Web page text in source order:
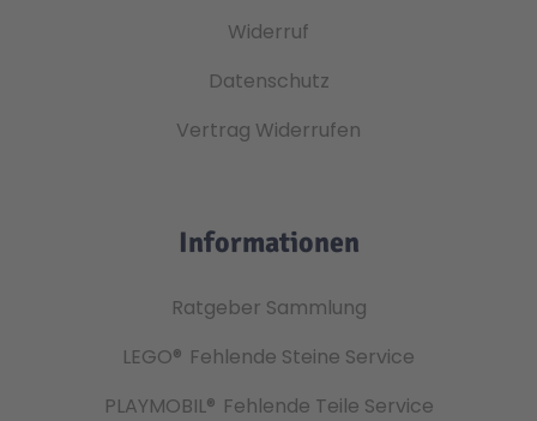
Widerruf
Datenschutz
Vertrag Widerrufen
Informationen
Ratgeber Sammlung
LEGO® Fehlende Steine Service
PLAYMOBIL® Fehlende Teile Service